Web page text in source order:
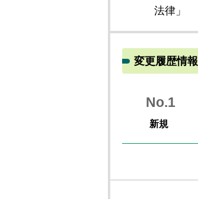
法律」
変更履歴情報
No.1
新規